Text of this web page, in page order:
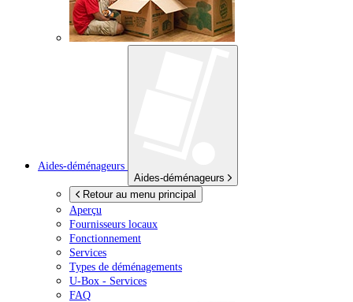
Aides-déménageurs
Aides-déménageurs
Retour au menu principal
Aperçu
Fournisseurs locaux
Fonctionnement
Services
Types de déménagements
U-Box - Services
FAQ